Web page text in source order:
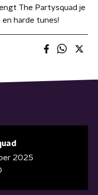
The Partysquad je
harde tunes!
2025